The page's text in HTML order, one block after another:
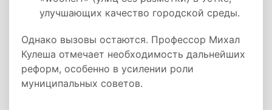
улучшающих качество городской среды.
Однако вызовы остаются. Профессор Михал
Кулеша отмечает необходимость дальнейших
реформ, особенно в усилении роли
муниципальных советов.